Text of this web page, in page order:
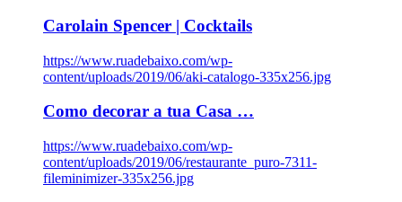
Carolain Spencer | Cocktails
https://www.ruadebaixo.com/wp-
content/uploads/2019/06/aki-catalogo-335x256.jpg
Como decorar a tua Casa …
https://www.ruadebaixo.com/wp-
content/uploads/2019/06/restaurante_puro-7311-
fileminimizer-335x256.jpg